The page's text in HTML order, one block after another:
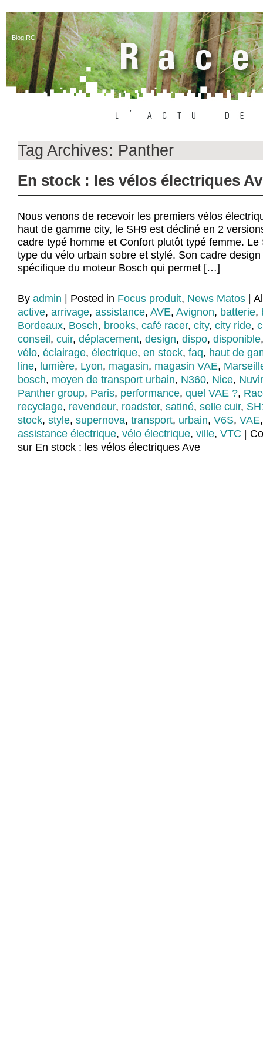
Blog RC
Tag Archives: Panther
En stock : les vélos électriques
Nous venons de recevoir les premiers vélos
haut de gamme city, le SH9 est décliné en 2
cadre typé homme et Confort plutôt typé femme. Le
type du vélo urbain sobre et stylé. Son cadre
spécifique du moteur Bosch qui permet […]
By admin Posted in Focus produit, News Matos
active, arrivage, assistance, AVE, Avignon, batterie,
Bordeaux, Bosch, brooks, café racer, city, city ride,
conseil , cuir, déplacement, design, dispo, disponible
vélo, éclairage, électrique, en stock, faq, haut de
line, lumière, Lyon, magasin, magasin VAE,
bosch, moyen de transport urbain, N360, Nice,
Panther group, Paris, performance, quel VAE ?,
recyclage, revendeur, roadster, satiné, selle cuir,
stock, style, supernova, transport, urbain, V6S, VAE
assistance électrique, vélo électrique, ville, VTC
sur En stock : les vélos électriques Ave